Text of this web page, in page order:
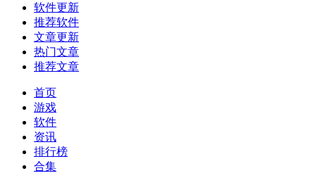
软件更新
推荐软件
文章更新
热门文章
推荐文章
首页
游戏
软件
资讯
排行榜
合集